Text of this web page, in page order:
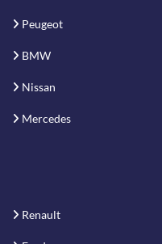
Peugeot
BMW
Nissan
Mercedes
Renault